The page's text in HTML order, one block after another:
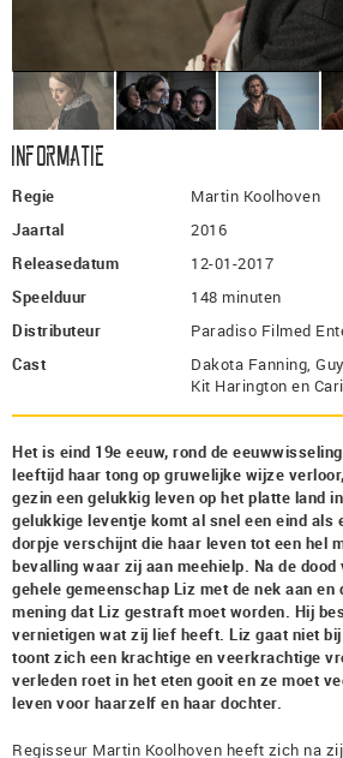
Informatie
Regie
Martin Koolhoven
Jaartal
2016
Releasedatum
12-01-2017
Speelduur
148 minuten
Distributeur
Paradiso Filmed
Cast
Dakota Fanning,
Kit Harington en
Het is eind 19e eeuw, rond de
leeftijd haar tong op gruwelijke wijze
gezin een gelukkig leven op het platte land
gelukkige leventje komt al snel een eind als
dorpje verschijnt die haar leven tot een hel
bevalling waar zij aan meehielp. Na de
gehele gemeenschap Liz met de nek aan en
mening dat Liz gestraft moet worden. Hij
vernietigen wat zij lief heeft. Liz gaat niet
toont zich een krachtige en veerkrachtige
verleden roet in het eten gooit en ze moet
leven voor haarzelf en haar dochter.
Regisseur Martin Koolhoven heeft zich na